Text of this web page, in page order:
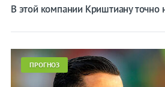
В этой компании Криштиану точно
ПРОГНОЗ